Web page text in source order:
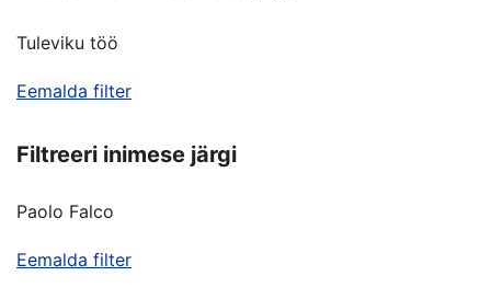
Tuleviku töö
Eemalda filter
Filtreeri inimese järgi
Paolo Falco
Eemalda filter